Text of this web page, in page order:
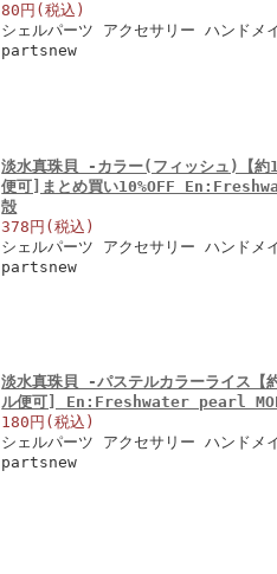
80円(税込)
シェルパーツ アクセサリー ハンド
partsnew
淡水真珠貝 -カラー(フィッシュ)【
便可]まとめ買い10%OFF
殻
378円(税込)
シェルパーツ アクセサリー ハンド
partsnew
淡水真珠貝 -パステルカラーライス
ル便可] En:Freshwater pearl
180円(税込)
シェルパーツ アクセサリー ハンド
partsnew